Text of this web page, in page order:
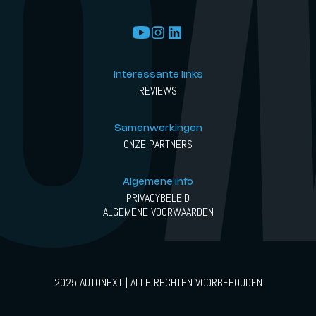
Interessante links
REVIEWS
Samenwerkingen
ONZE PARTNERS
Algemene info
PRIVACYBELEID
ALGEMENE VOORWAARDEN
2025 AUTONEXT | ALLE RECHTEN VOORBEHOUDEN